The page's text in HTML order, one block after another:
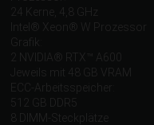
24 Kerne, 4,8 GHz
Intel® Xeon® W Prozessor
Grafik:
2 NVIDIA® RTX™ A600
Jeweils mit 48 GB VRAM
ECC-Arbeitsspeicher:
512 GB DDR5
8 DIMM-Steckplätze